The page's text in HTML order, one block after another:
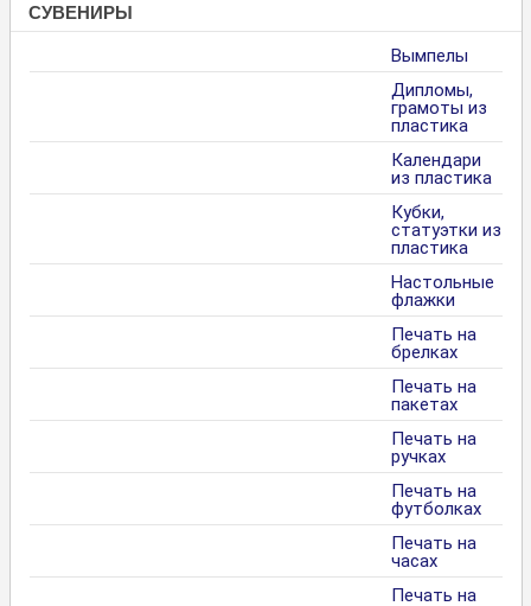
СУВЕНИРЫ
Вымпелы
Дипломы,
грамоты из
пластика
Календари
из пластика
Кубки,
статуэтки из
пластика
Настольные
флажки
Печать на
брелках
Печать на
пакетах
Печать на
ручках
Печать на
футболках
Печать на
часах
Печать на